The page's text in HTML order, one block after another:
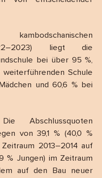
liegt die
bei über 95 %,
Schule
und 60,6 % bei
Abschlussquoten
von 39,1 % (40,0 %
2013–2014 auf
% Jungen) im Zeitraum
auf den Bau neuer